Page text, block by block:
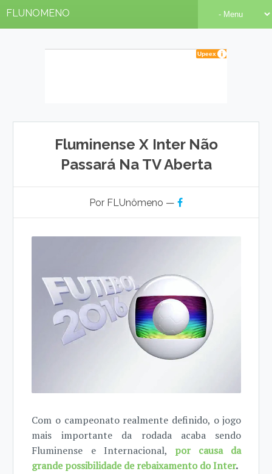
FLUNOMENO
Fluminense X Inter Não
Passará Na TV Aberta
Por FLUnômeno —
Com o campeonato realmente definido, o jogo
mais importante da rodada acaba sendo
Fluminense e Internacional, por causa da
grande possibilidade de rebaixamento do Inter.